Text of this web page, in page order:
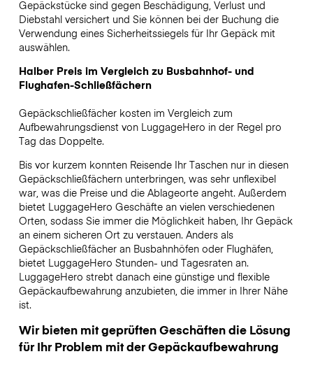
Gepäckstücke sind gegen Beschädigung, Verlust und
Diebstahl versichert und Sie können bei der Buchung die
Verwendung eines Sicherheitssiegels für Ihr Gepäck mit
auswählen.
Halber Preis im Vergleich zu Busbahnhof- und
Flughafen-Schließfächern
Gepäckschließfächer kosten im Vergleich zum
Aufbewahrungsdienst von LuggageHero in der Regel pro
Tag das Doppelte.
Bis vor kurzem konnten Reisende Ihr Taschen nur in diesen
Gepäckschließfächern unterbringen, was sehr unflexibel
war, was die Preise und die Ablageorte angeht. Außerdem
bietet LuggageHero Geschäfte an vielen verschiedenen
Orten, sodass Sie immer die Möglichkeit haben, Ihr Gepäck
an einem sicheren Ort zu verstauen. Anders als
Gepäckschließfächer an Busbahnhöfen oder Flughäfen,
bietet LuggageHero Stunden- und Tagesraten an.
LuggageHero strebt danach eine günstige und flexible
Gepäckaufbewahrung anzubieten, die immer in Ihrer Nähe
ist.
Wir bieten mit geprüften Geschäften die Lösung
für Ihr Problem mit der Gepäckaufbewahrung